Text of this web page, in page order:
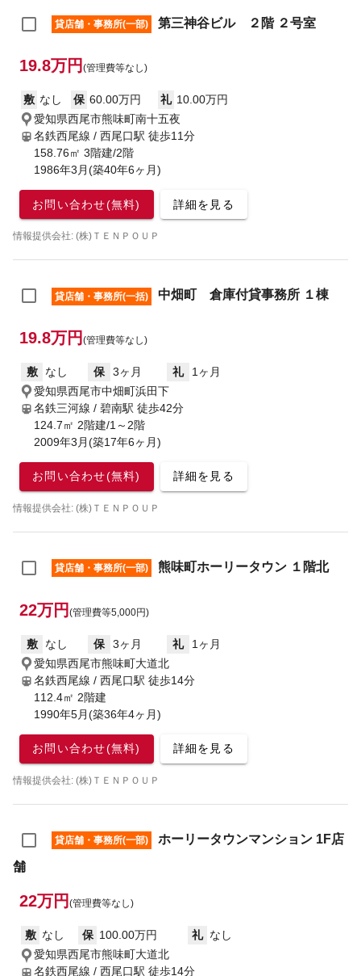
貸店舗・事務所(一部) 第三神谷ビル ２階 ２号室
19.8万円 (管理費等なし)
敷 なし 保 60.00万円 礼 10.00万円
愛知県西尾市熊味町南十五夜
名鉄西尾線 / 西尾口駅 徒歩11分
158.76㎡ 3階建/2階
1986年3月(築40年6ヶ月)
お問い合わせ(無料) 詳細を見る
情報提供会社: (株)ＴＥＮＰＯＵＰ
貸店舗・事務所(一括) 中畑町 倉庫付貸事務所 １棟
19.8万円 (管理費等なし)
敷 なし 保 3ヶ月 礼
1ヶ月
愛知県西尾市中畑町浜田下
名鉄三河線 / 碧南駅 徒歩42分
124.7㎡ 2階建/1～2階
2009年3月(築17年6ヶ月)
お問い合わせ(無料) 詳細を見る
情報提供会社: (株)ＴＥＮＰＯＵＰ
貸店舗・事務所(一部) 熊味町ホーリータウン １階北
22万円 (管理費等5,000円)
敷 なし 保 3ヶ月 礼
1ヶ月
愛知県西尾市熊味町大道北
名鉄西尾線 / 西尾口駅 徒歩14分
112.4㎡ 2階建
1990年5月(築36年4ヶ月)
お問い合わせ(無料) 詳細を見る
情報提供会社: (株)ＴＥＮＰＯＵＰ
貸店舗・事務所(一部)
ホーリータウンマンション 1F店
舗
22万円 (管理費等なし)
敷 なし 保 100.00万円 礼 なし
愛知県西尾市熊味町大道北
名鉄西尾線 / 西尾口駅 徒歩14分